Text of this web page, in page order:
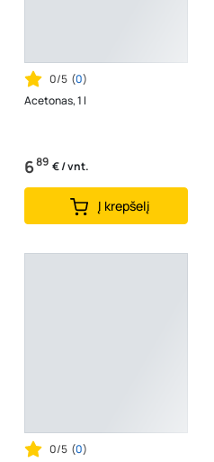
0/5 (0)
Acetonas, 1 l
689 € / vnt.
Į krepšelį
0/5 (0)